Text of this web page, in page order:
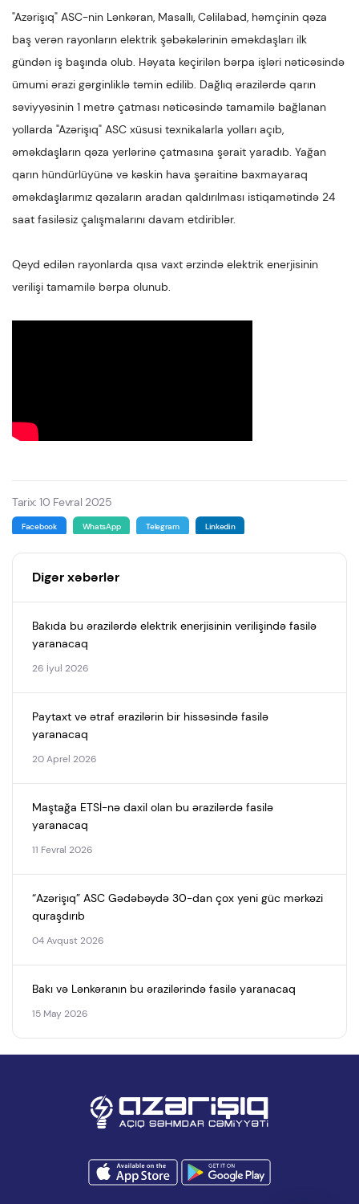
"Azərişıq" ASC-nin Lənkəran, Masallı, Cəlilabad, həmçinin qəza
baş verən rayonların elektrik şəbəkələrinin əməkdaşları ilk
gündən iş başında olub. Həyata keçirilən bərpa işləri nəticəsində
ümumi ərazi gərginliklə təmin edilib. Dağlıq ərazilərdə qarın
səviyyəsinin 1 metrə çatması nəticəsində tamamilə bağlanan
yollarda "Azərişıq" ASC xüsusi texnikalarla yolları açıb,
əməkdaşların qəza yerlərinə çatmasına şərait yaradıb. Yağan
qarın hündürlüyünə və kəskin hava şəraitinə baxmayaraq
əməkdaşlarımız qəzaların aradan qaldırılması istiqamətində 24
saat fasiləsiz çalışmalarını davam etdiriblər.
Qeyd edilən rayonlarda qısa vaxt ərzində elektrik enerjisinin
verilişi tamamilə bərpa olunub.
Tarix: 10 Fevral 2025
Facebook WhatsApp Telegram Linkedin
Digər xəbərlər
Bakıda bu ərazilərdə elektrik enerjisinin verilişində fasilə
yaranacaq
26 İyul 2026
Paytaxt və ətraf ərazilərin bir hissəsində fasilə
yaranacaq
20 Aprel 2026
Maştağa ETSİ-nə daxil olan bu ərazilərdə fasilə
yaranacaq
11 Fevral 2026
“Azərişıq” ASC Gədəbəydə 30-dan çox yeni güc mərkəzi
quraşdırıb
04 Avqust 2026
Bakı və Lənkəranın bu ərazilərində fasilə yaranacaq
15 May 2026